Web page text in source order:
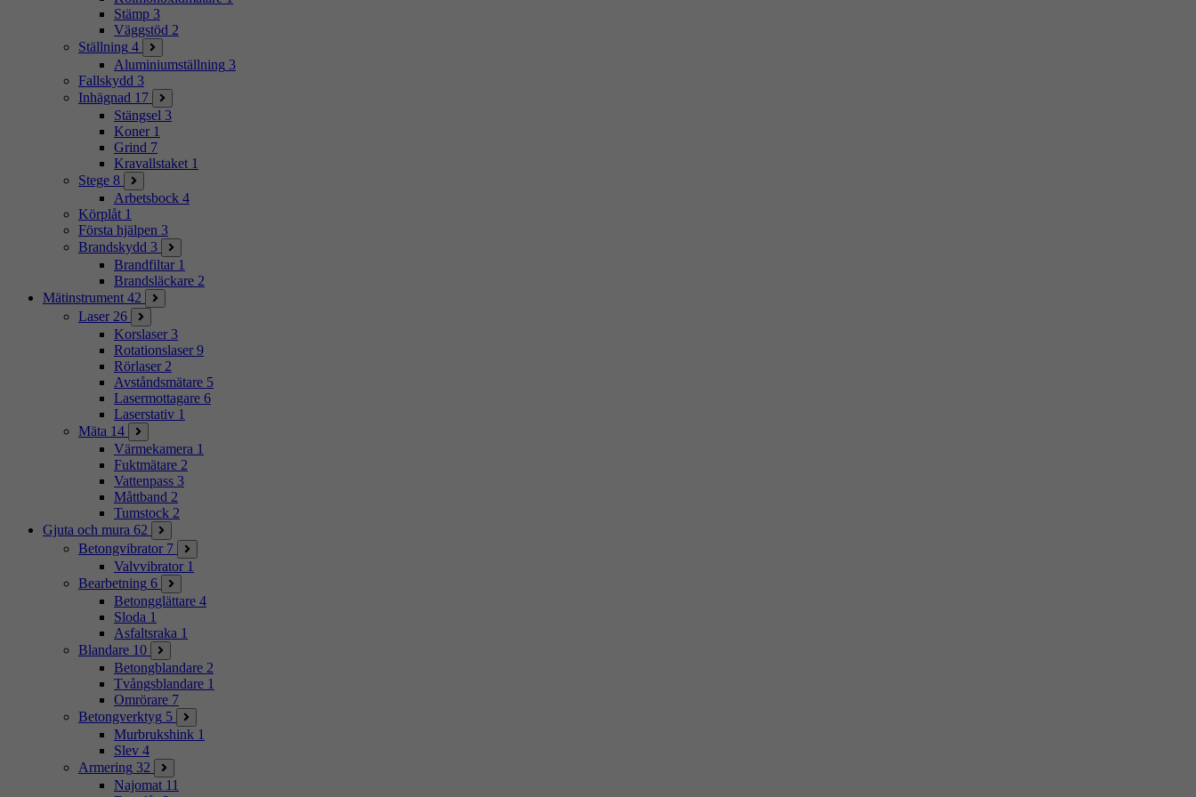
Stämp 3
Väggstöd 2
Ställning 4
Aluminiumställning 3
Fallskydd 3
Inhägnad 17
Stängsel 3
Koner 1
Grind 7
Kravallstaket 1
Stege 8
Arbetsbock 4
Körplåt 1
Första hjälpen 3
Brandskydd 3
Brandfiltar 1
Brandsläckare 2
Mätinstrument 42
Laser 26
Korslaser 3
Rotationslaser 9
Rörlaser 2
Avståndsmätare 5
Lasermottagare 6
Laserstativ 1
Mäta 14
Värmekamera 1
Fuktmätare 2
Vattenpass 3
Måttband 2
Tumstock 2
Gjuta och mura 62
Betongvibrator 7
Valvvibrator 1
Bearbetning 6
Betongglättare 4
Sloda 1
Asfaltsraka 1
Blandare 10
Betongblandare 2
Tvångsblandare 1
Omrörare 7
Betongverktyg 5
Murbrukshink 1
Slev 4
Armering 32
Najomat 11